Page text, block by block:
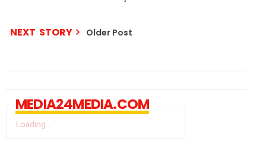
NEXT STORY Older Post
MEDIA24MEDIA.COM
Loading...